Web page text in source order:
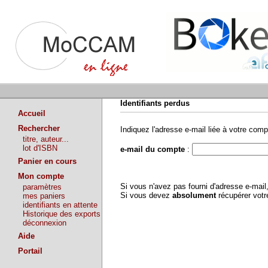
Accueil
Rechercher
titre, auteur...
lot d'ISBN
Panier en cours
Mon compte
paramètres
mes paniers
identifiants en attente
Historique des exports
déconnexion
Aide
Portail
Identifiants perdus
Indiquez l'adresse e-mail liée à votre
e-mail du compte :
Si vous n'avez pas fourni d'adresse e-
Si vous devez absolumentrécupérer